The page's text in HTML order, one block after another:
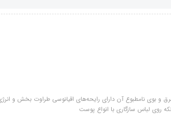
48 ساعته جلوگیری از عرق و بوی نامطبوع آن دارای رایحه‌های اقیانوسی طراوت
روی لباس سازگاری با انواع پوست